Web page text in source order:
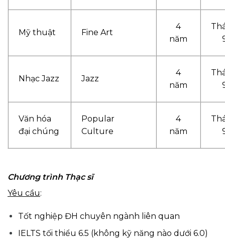
Mỹ thuật Fine Art
4
năm
Nhạc Jazz Jazz
4
năm
Văn hóa
đại chúng
Popular
Culture
4
năm
Chương trình Thạc sĩ
Yêu cầu:
Tốt nghiệp ĐH chuyên ngành liên quan
IELTS tối thiểu 6.5 (không kỹ năng nào dưới 6.0)